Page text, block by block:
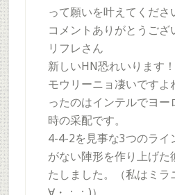
って願いを叶えてくださ
コメントありがとうござ
リフレさん
新しいHN恐れいります！
モウリーニョ凄いですよ
ったのはインテルでヨー
時の采配です。
4-4-2を見事な3つのライ
がない陣形を作り上げた
たしました。（私はミラ